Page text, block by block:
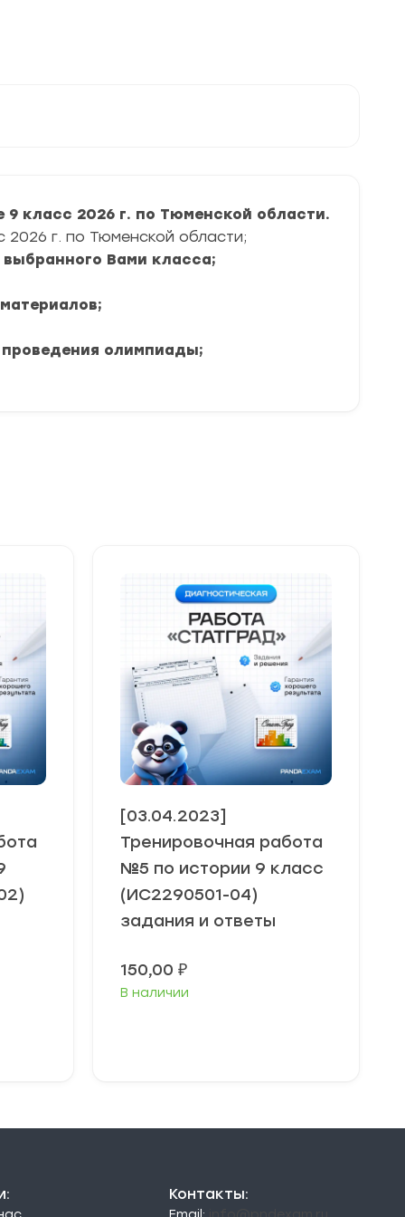
класс 2026 г. по Тюменской области.
г. по Тюменской области;
Вами класса;
олимпиады;
[03.04.2023]
Тренировочная работа
№5 по истории 9 класс
(ИС2290501-04)
задания и ответы
150,00 ₽
В наличии
Контакты: